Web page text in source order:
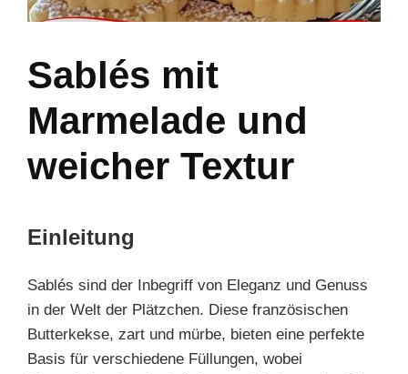
Sablés mit
Marmelade und
weicher Textur
Einleitung
Sablés sind der Inbegriff von Eleganz und Genuss
in der Welt der Plätzchen. Diese französischen
Butterkekse, zart und mürbe, bieten eine perfekte
Basis für verschiedene Füllungen, wobei